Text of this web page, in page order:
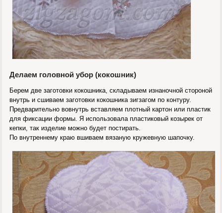
Делаем головной убор (кокошник)
Берем две заготовки кокошника, складываем изнаночной стороной
внутрь и сшиваем заготовки кокошника зигзагом по контуру.
Предварительно вовнутрь вставляем плотный картон или пластик
для фиксации формы. Я использовала пластиковый козырек от
кепки, так изделие можно будет постирать.
По внутреннему краю вшиваем вязаную кружевную шапочку.